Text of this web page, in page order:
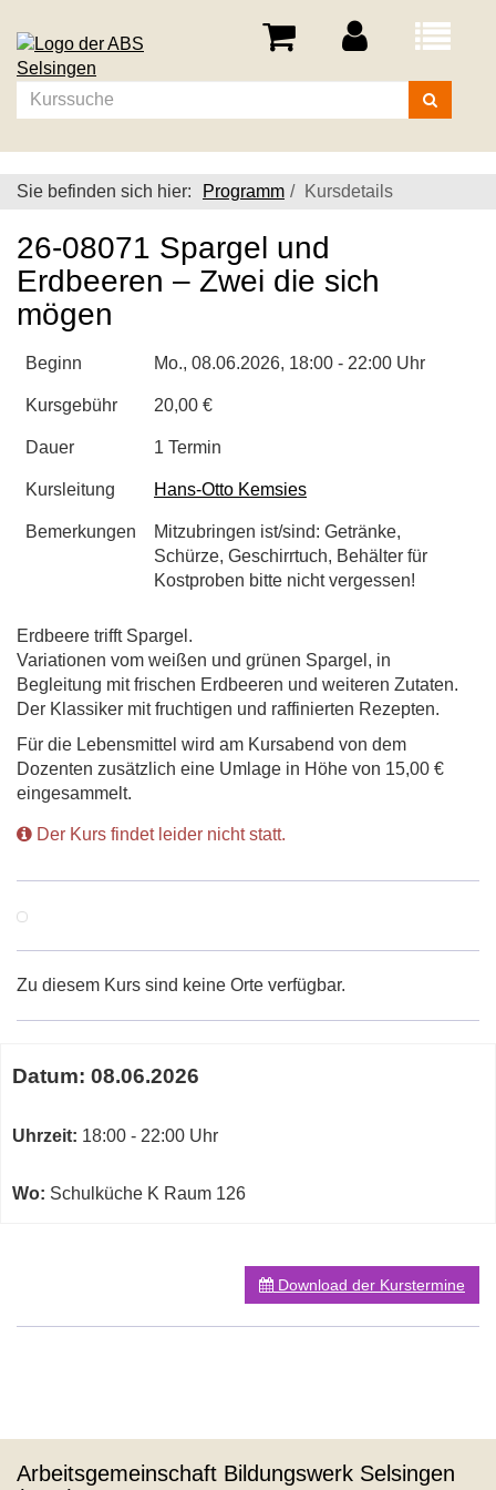
Menü
Kurse
suchen
Sie befinden sich hier: Programm Kursdetails
26-08071 Spargel und
Erdbeeren – Zwei die sich
mögen
Beginn Mo., 08.06.2026, 18:00 - 22:00 Uhr
Kursgebühr 20,00 €
Dauer 1 Termin
Kursleitung Hans-Otto Kemsies
Bemerkungen
Mitzubringen ist/sind: Getränke,
Schürze, Geschirrtuch, Behälter für
Kostproben bitte nicht vergessen!
Erdbeere trifft Spargel.
Variationen vom weißen und grünen Spargel, in
Begleitung mit frischen Erdbeeren und weiteren Zutaten.
Der Klassiker mit fruchtigen und raffinierten Rezepten.
Für die Lebensmittel wird am Kursabend von dem
Dozenten zusätzlich eine Umlage in Höhe von 15,00 €
eingesammelt.
Der Kurs findet leider nicht statt.
Zu diesem Kurs sind keine Orte verfügbar.
zum
Kurs
Datum: 08.06.2026
Uhrzeit: 18:00 - 22:00 Uhr
Wo: Schulküche K Raum 126
Download der Kurstermine
Arbeitsgemeinschaft Bildungswerk Selsingen